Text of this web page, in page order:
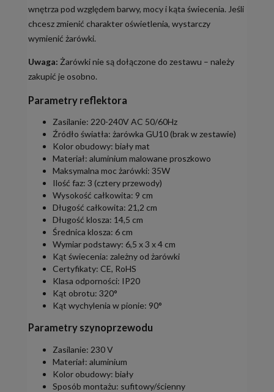
wnętrza pod względem barwy, mocy i kąta świecenia. Jeśli
chcesz zmienić charakter oświetlenia, wystarczy
wymienić żarówki.
Uwaga: Żarówki nie są dołączone do zestawu – należy
zakupić je osobno.
Parametry reflektora
Zasilanie: 220-240V AC 50/60Hz
Źródło światła: żarówka GU10 (brak w zestawie)
Kolor obudowy: biały mat
Materiał: aluminium malowane proszkowo
Maksymalna moc żarówki: 35W
Ilość faz: 3 (cztery przewody)
Wysokość całkowita: 9 cm
Długość całkowita: 21,2 cm
Długość klosza: 14,5 cm
Średnica klosza: 6 cm
Wymiar podstawy: 6,5 x 3 x 4 cm
Kąt świecenia: zależny od żarówki
Certyfikaty: CE, RoHS
Klasa odporności: IP20
Kąt obrotu: 320°
Kąt wychylenia w pionie: 90°
Parametry szynoprzewodu
Zasilanie: 230 V
Materiał: aluminium
Kolor obudowy: biały
Sposób montażu: sufitowy/ścienny